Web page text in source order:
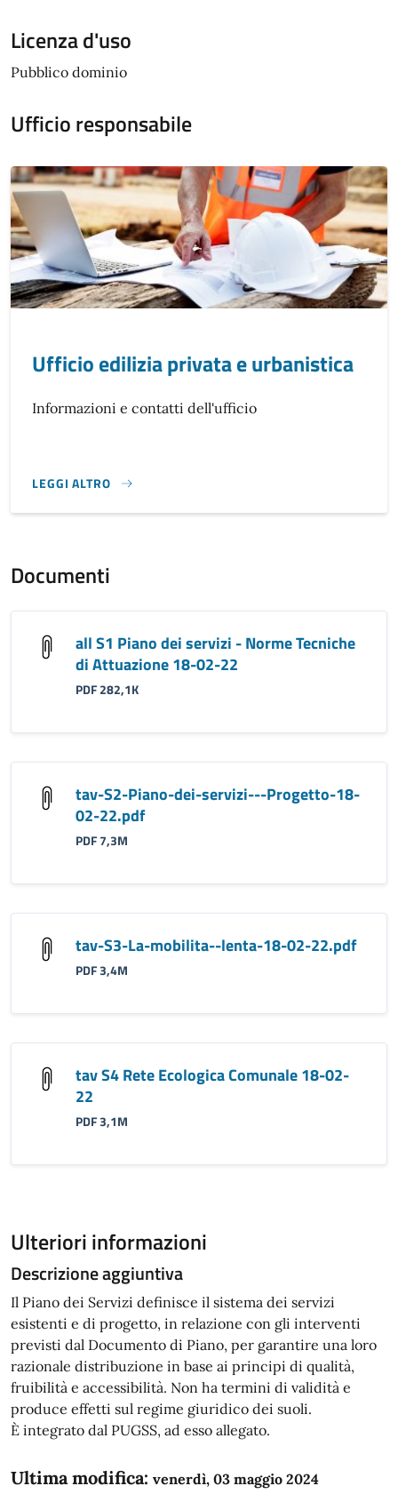
Licenza d'uso
Pubblico dominio
Ufficio responsabile
Ufficio edilizia privata e urbanistica
Informazioni e contatti dell'ufficio
LEGGI ALTRO
}
Documenti
all S1 Piano dei servizi - Norme Tecniche
di Attuazione 18-02-22
PDF 282,1K
tav-S2-Piano-dei-servizi---Progetto-18-
02-22.pdf
PDF 7,3M
tav-S3-La-mobilita--lenta-18-02-22.pdf
PDF 3,4M
tav S4 Rete Ecologica Comunale 18-02-
22
PDF 3,1M
Ulteriori informazioni
Descrizione aggiuntiva
Il Piano dei Servizi definisce il sistema dei servizi
esistenti e di progetto, in relazione con gli interventi
previsti dal Documento di Piano, per garantire una loro
razionale distribuzione in base ai principi di qualità,
fruibilità e accessibilità. Non ha termini di validità e
produce effetti sul regime giuridico dei suoli.
È integrato dal PUGSS, ad esso allegato.
Ultima modifica: venerdì, 03 maggio 2024